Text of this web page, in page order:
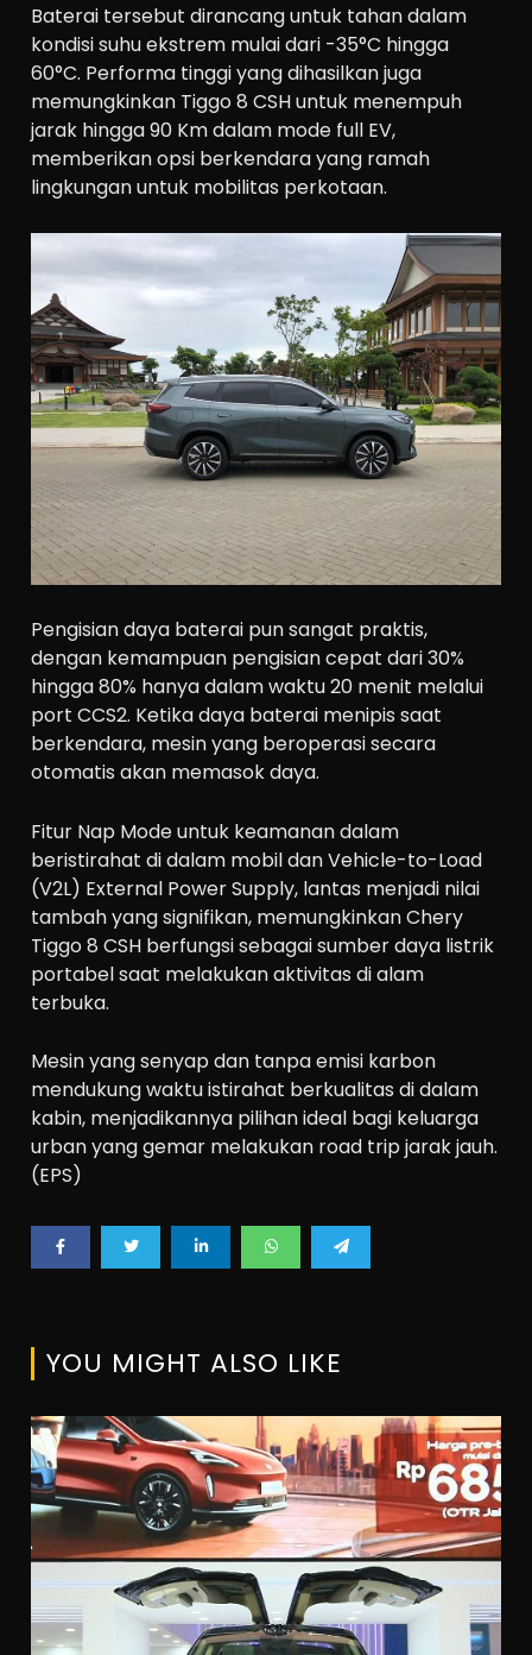
Baterai tersebut dirancang untuk tahan dalam
kondisi suhu ekstrem mulai dari -35°C hingga
60°C. Performa tinggi yang dihasilkan juga
memungkinkan Tiggo 8 CSH untuk menempuh
jarak hingga 90 Km dalam mode full EV,
memberikan opsi berkendara yang ramah
lingkungan untuk mobilitas perkotaan.
Pengisian daya baterai pun sangat praktis,
dengan kemampuan pengisian cepat dari 30%
hingga 80% hanya dalam waktu 20 menit melalui
port CCS2. Ketika daya baterai menipis saat
berkendara, mesin yang beroperasi secara
otomatis akan memasok daya.
Fitur Nap Mode untuk keamanan dalam
beristirahat di dalam mobil dan Vehicle-to-Load
(V2L) External Power Supply, lantas menjadi nilai
tambah yang signifikan, memungkinkan Chery
Tiggo 8 CSH berfungsi sebagai sumber daya listrik
portabel saat melakukan aktivitas di alam
terbuka.
Mesin yang senyap dan tanpa emisi karbon
mendukung waktu istirahat berkualitas di dalam
kabin, menjadikannya pilihan ideal bagi keluarga
urban yang gemar melakukan road trip jarak jauh.
(EPS)
YOU MIGHT ALSO LIKE